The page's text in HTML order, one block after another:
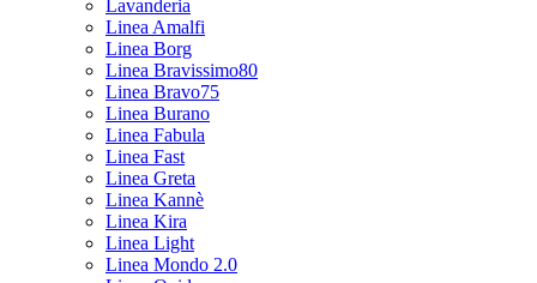
Lavanderia
Linea Amalfi
Linea Borg
Linea Bravissimo80
Linea Bravo75
Linea Burano
Linea Fabula
Linea Fast
Linea Greta
Linea Kannè
Linea Kira
Linea Light
Linea Mondo 2.0